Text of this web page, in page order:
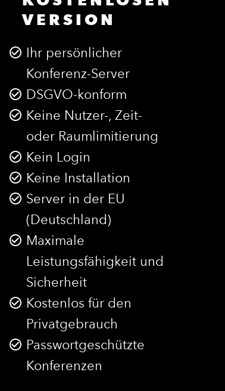
VERSION
Ihr persönlicher
Konferenz-Server
DSGVO-konform
Keine Nutzer-, Zeit-
oder Raumlimitierung
Kein Login
Keine Installation
Server in der EU
(Deutschland)
Maximale
Leistungsfähigkeit und
Sicherheit
Kostenlos für den
Privatgebrauch
Passwortgeschützte
Konferenzen